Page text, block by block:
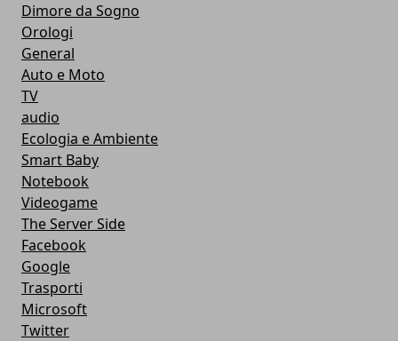
Dimore da Sogno
Orologi
General
Auto e Moto
TV
audio
Ecologia e Ambiente
Smart Baby
Notebook
Videogame
The Server Side
Facebook
Google
Trasporti
Microsoft
Twitter